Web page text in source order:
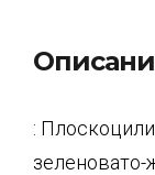
:
зеленовато-